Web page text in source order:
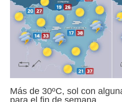
Más de 30ºC, sol con
para el fin de semana